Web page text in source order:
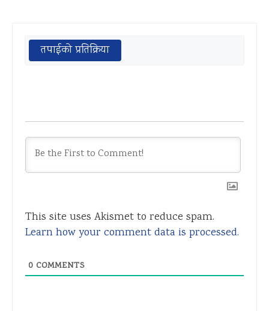
तपाईको प्रतिक्रिया
This site uses Akismet to reduce spam.
Learn how your comment data is processed.
0 COMMENTS